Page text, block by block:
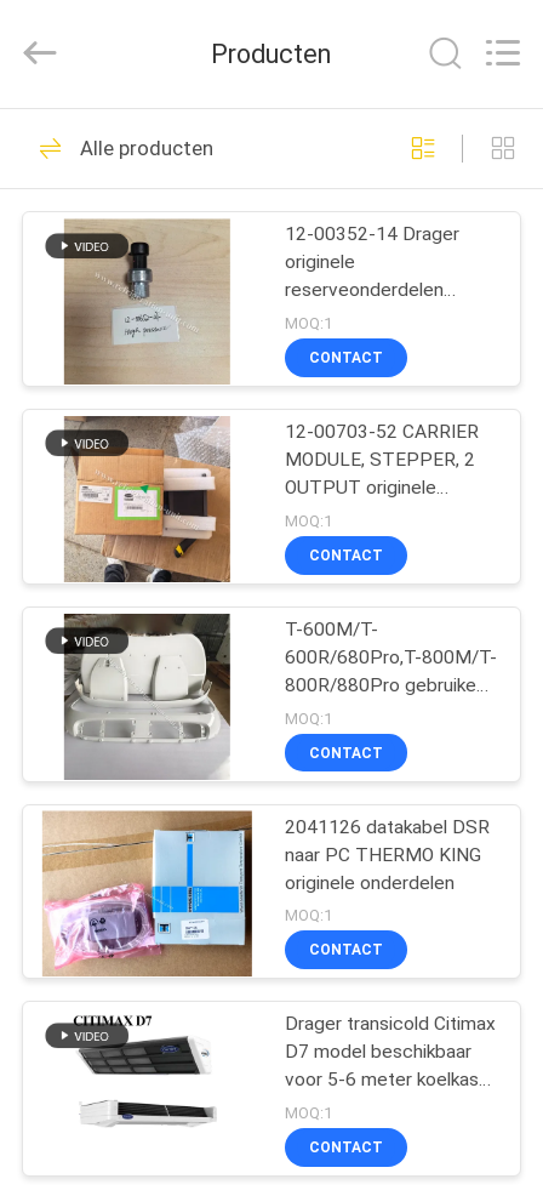
THUIS
PRODUCTEN
OVER
FABRIEKSTOCHT
KWALITEITSCONTROLE
NEEM
CONTACT
MET
ONS
NIEUWS
GEVALLEN
SITEMAP
PRIVACYBELEID
LIMITED.
Reserved.
Thermokoning
Refrigeration Units
113
Thermokoning Van
Refrigeration Units
21
De Eenheden van de
dragerkoeling
60
thermokoningsdelen
104
Producten
Alle producten
12-00352-14 Drager
originele
reserveonderdelen
vector HE19
hogedrukschakelaar
Vector 1550 / 1800 /
Vervangend: 12-00352-
03
MOQ:1
CONTACT
12-00703-52 CARRIER
MODULE, STEPPER, 2
OUTPUT originele
reserveonderdelen
nettogewicht 1,87 kg
MOQ:1
CONTACT
T-600M/T-
600R/680Pro,T-800M/T-
800R/880Pro gebruiken
dezelfde hoes, T-
1000M/T-1000R/T-
1080Pro gebruiken
we de hele set van
THERMO KING
eenheden hoes
MOQ:1
CONTACT
2041126 datakabel DSR
naar PC THERMO KING
originele onderdelen
MOQ:1
CONTACT
Drager transicold Citimax
D7 model beschikbaar
voor 5-6 meter koelkast
lengte vrachtwagen 24V
MOQ:1
CONTACT